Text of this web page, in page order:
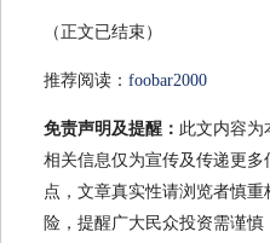
（正文已结束）
推荐阅读： foobar2000
免责声明及提醒： 此文内容为
相关信息仅为宣传及传递更
点，文章真实性请浏览者慎
险，提醒广大民众投资需谨慎